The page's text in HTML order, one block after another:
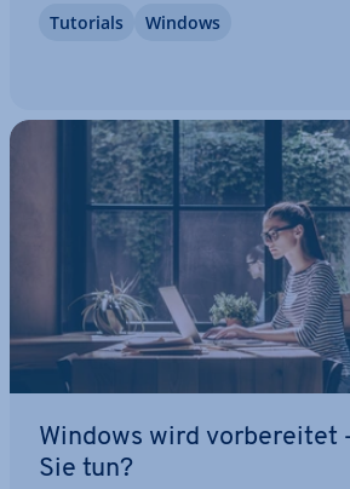
Windows 10 im ab­ge­si­cher­ten
Tutorials Windows
Windows wird vor­be­rei­tet
Sie tun?